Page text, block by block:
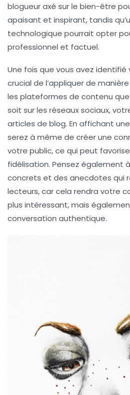
blogueur axé sur le bien-être
apaisant et inspirant, tandis
technologique pourrait opter
professionnel et factuel.
Une fois que vous avez identifié
crucial de l’appliquer de
les plateformes de contenu
soit sur les réseaux sociaux,
articles de blog. En affichant
serez à même de créer une
votre public, ce qui peut
fidélisation. Pensez également
concrets et des anecdotes qui
lecteurs, car cela rendra votre
plus intéressant, mais
conversation authentique.